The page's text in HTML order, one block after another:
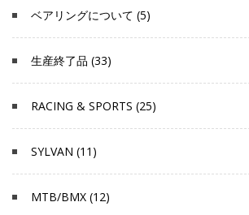
ベアリングについて (5)
生産終了品 (33)
RACING & SPORTS (25)
SYLVAN (11)
MTB/BMX (12)